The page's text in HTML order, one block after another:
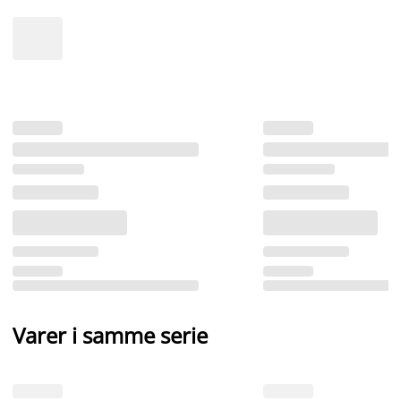
Varer i samme serie